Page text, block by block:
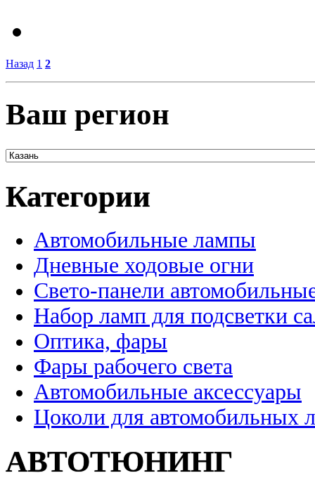
Назад 1 2
Ваш регион
Категории
Автомобильные лампы
Дневные ходовые огни
Свето-панели
Набор ламп для подсветки
Оптика, фары
Фары рабочего света
Автомобильные аксессуары
Цоколи для автомобильных
АВТОТЮНИНГ